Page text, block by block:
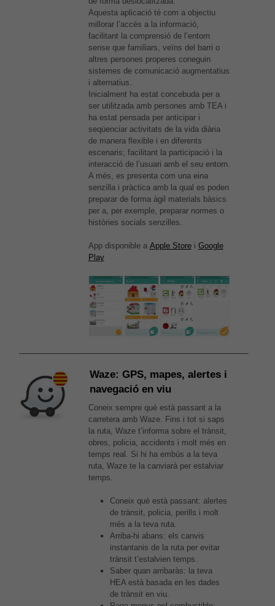
Aquesta aplicació té com a objectiu
millorar l’accés a la informació,
facilitant la comprensió de l’entorn
sense que familiars, veïns del barri o
altres persones properes coneguin
sistemes de comunicació augmentatius
i alternatius.
Inicialment ha estat concebuda per a
ser utilitzada amb persones amb TEA i
ha estat pensada per anticipar i
seqüenciar activitats de la vida diària
de manera flexible i en diferents
escenaris; facilitant la participació i la
interacció de l’usuari amb el seu entorn.
A més, es presenta com una eina
senzilla i pràctica amb la qual es poden
preparar de forma àgil materials bàsics
per a, per exemple, preparar normes o
històries socials senzilles.
App disponible a Apple Storei Google
Play
Waze: GPS, mapes, alertes i
navegació en viu
Coneix sempre què està passant a la
carretera amb Waze. Fins i tot si saps
la ruta, Waze t’informa sobre el trànsit,
obres, policia, accidents i molt més en
temps real. Si hi ha embús a la teva
ruta, Waze te la canviarà per estalviar
temps.
Coneix què està passant: alertes
de trànsit, policia, perills i molt
més a la teva ruta.
Arriba-hi abans: els canvis
instantanis de la ruta per evitar
trànsit t’estalvien temps.
Saber quan arribaràs: la teva
HEA està basada en les dades
de trànsit en viu.